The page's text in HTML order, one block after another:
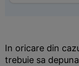
In oricare din
trebuie sa